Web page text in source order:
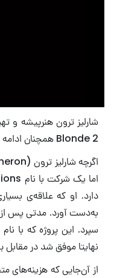
Blonde 2 همچنان ادامه دارد.
نهایتا موفق شد در مقابل بودجه‌ی ۳۰ میلیون دلاری خود، ۱۰۰